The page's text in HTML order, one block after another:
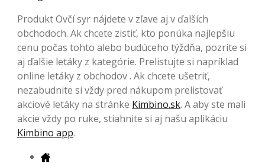
Produkt Ovčí syr nájdete v zľave aj v ďalších
obchodoch. Ak chcete zistiť, kto ponúka najlepšiu
cenu počas tohto alebo budúceho týždňa, pozrite si
aj ďalšie letáky z kategórie. Prelistujte si napríklad
online letáky z obchodov . Ak chcete ušetriť,
nezabudnite si vždy pred nákupom prelistovať
akciové letáky na stránke Kimbino.sk. A aby ste mali
akcie vždy po ruke, stiahnite si aj našu aplikáciu
Kimbino app.